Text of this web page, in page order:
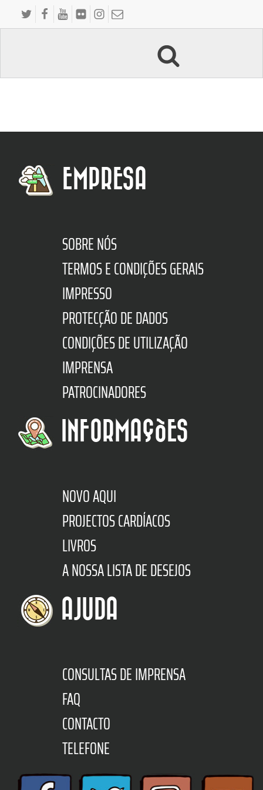
EMPRESA
SOBRE NÓS
TERMOS E CONDIÇÕES GERAIS
IMPRESSO
PROTECÇÃO DE DADOS
CONDIÇÕES DE UTILIZAÇÃO
IMPRENSA
PATROCINADORES
INFORMAÇÕES
NOVO AQUI
PROJECTOS CARDÍACOS
LIVROS
A NOSSA LISTA DE DESEJOS
AJUDA
CONSULTAS DE IMPRENSA
FAQ
CONTACTO
TELEFONE